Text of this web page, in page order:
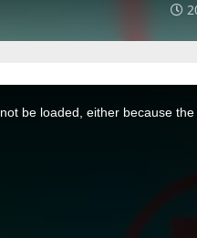
be loaded, either because